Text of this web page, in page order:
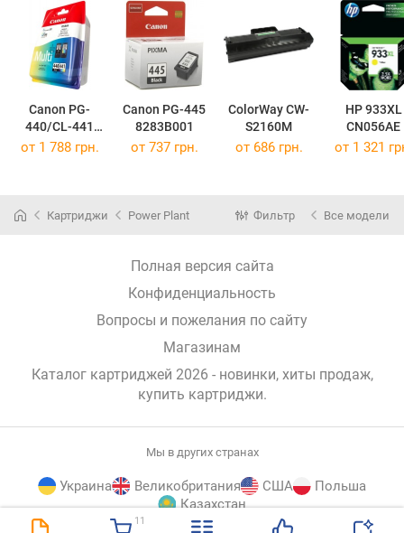
11
Canon PG-
440/CL-441
MULTI
Canon PG-445
8283B001
ColorWay CW-
S2160M
HP 933XL
CN056AE
от 1 788 грн. от 737 грн. от 686 грн. от 1 321
Картриджи Power Plant Фильтр Все модели
Полная версия сайта
Конфиденциальность
Вопросы и пожелания по сайту
Магазинам
Каталог картриджей 2026 - новинки, хиты продаж,
купить картриджи.
Мы в других странах
Украина Великобритания США
Польша
Казахстан